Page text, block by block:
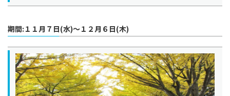
期間:１１月７日(水)～１２月６日(木)